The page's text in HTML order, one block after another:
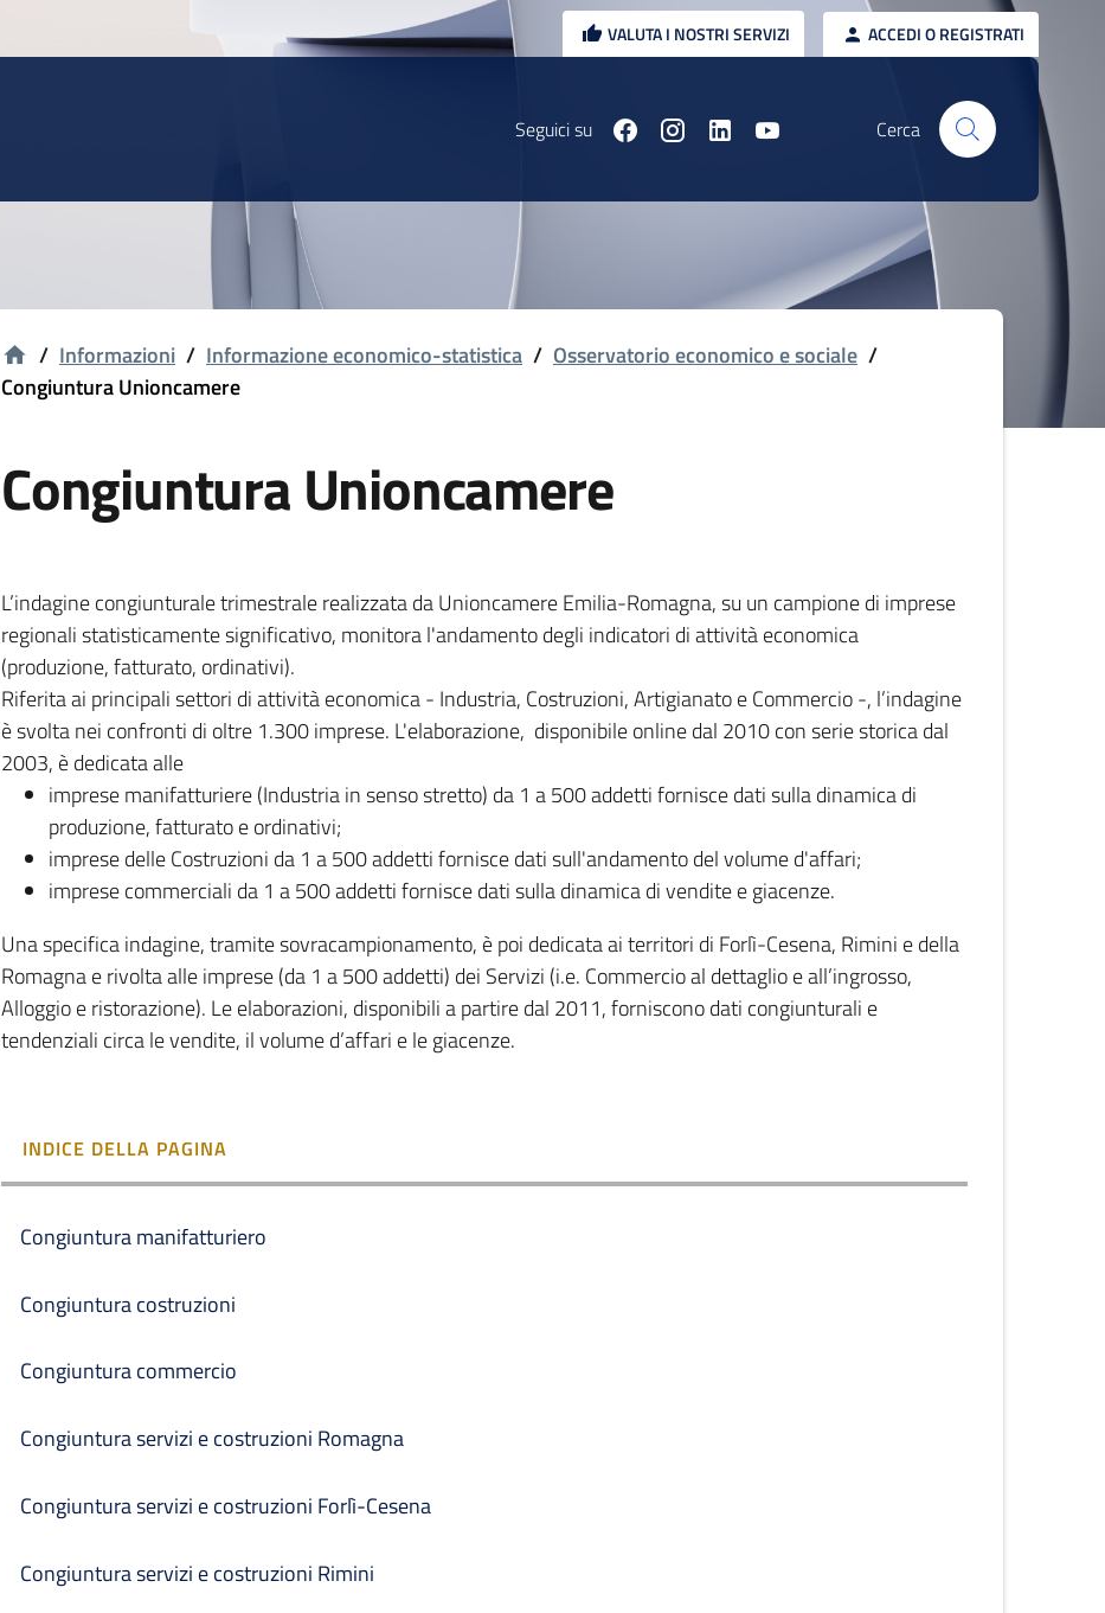
VALUTA I NOSTRI SERVIZI ACCEDI O REGISTRATI
Seguici su Cerca
/ Informazioni / Informazione economico-statistica / Osservatorio economico e sociale /
Congiuntura Unioncamere
Congiuntura Unioncamere
L’indagine congiunturale trimestrale realizzata da Unioncamere Emilia-Romagna, su un campione di imprese
regionali statisticamente significativo, monitora l'andamento degli indicatori di attività economica
(produzione, fatturato, ordinativi).
Riferita ai principali settori di attività economica - Industria, Costruzioni, Artigianato e Commercio -, l’indagine
è svolta nei confronti di oltre 1.300 imprese. L'elaborazione, disponibile online dal 2010 con serie storica dal
2003, è dedicata alle
imprese manifatturiere (Industria in senso stretto) da 1 a 500 addetti fornisce dati sulla dinamica di
produzione, fatturato e ordinativi;
imprese delle Costruzioni da 1 a 500 addetti fornisce dati sull'andamento del volume d'affari;
imprese commerciali da 1 a 500 addetti fornisce dati sulla dinamica di vendite e giacenze.
Una specifica indagine, tramite sovracampionamento, è poi dedicata ai territori di Forlì-Cesena, Rimini e della
Romagna e rivolta alle imprese (da 1 a 500 addetti) dei Servizi (i.e. Commercio al dettaglio e all’ingrosso,
Alloggio e ristorazione). Le elaborazioni, disponibili a partire dal 2011, forniscono dati congiunturali e
tendenziali circa le vendite, il volume d’affari e le giacenze.
INDICE DELLA PAGINA
Congiuntura manifatturiero
Congiuntura costruzioni
Congiuntura commercio
Congiuntura servizi e costruzioni Romagna
Congiuntura servizi e costruzioni Forlì-Cesena
Congiuntura servizi e costruzioni Rimini